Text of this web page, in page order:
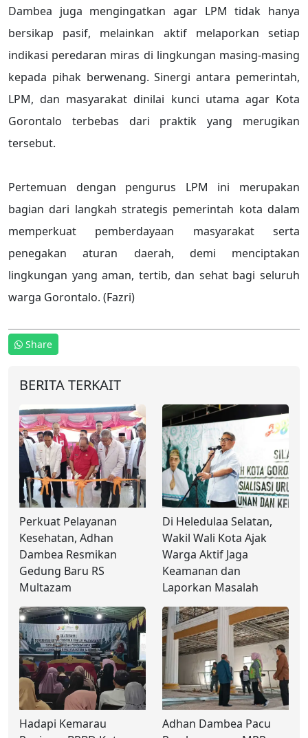
Dambea juga mengingatkan agar LPM tidak hanya
bersikap pasif, melainkan aktif melaporkan setiap
indikasi peredaran miras di lingkungan masing-masing
kepada pihak berwenang. Sinergi antara pemerintah,
LPM, dan masyarakat dinilai kunci utama agar Kota
Gorontalo terbebas dari praktik yang merugikan
tersebut.
Pertemuan dengan pengurus LPM ini merupakan
bagian dari langkah strategis pemerintah kota dalam
memperkuat pemberdayaan masyarakat serta
penegakan aturan daerah, demi menciptakan
lingkungan yang aman, tertib, dan sehat bagi seluruh
warga Gorontalo. (Fazri)
Share
BERITA TERKAIT
Perkuat Pelayanan
Kesehatan, Adhan
Dambea Resmikan
Gedung Baru RS
Multazam
Di Heledulaa Selatan,
Wakil Wali Kota Ajak
Warga Aktif Jaga
Keamanan dan
Laporkan Masalah
Hadapi Kemarau
Adhan Dambea Pacu